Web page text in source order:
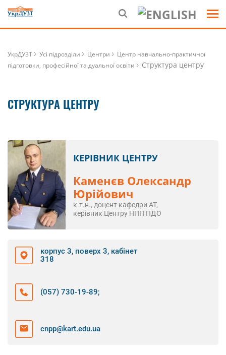
УкрДУЗТ Усі підрозділи Центри
Центр навчально-практичної
підготовки, професійної та дуальної освіти
Структура центру
СТРУКТУРА ЦЕНТРУ
КЕРІВНИК ЦЕНТРУ
Каменєв Олександр
Юрійович
к.т.н., доцент кафедри АТ,
керівник Центру НПП ПДО
корпус 3, поверх 3, кабінет
318
(057) 730-19-89;
cnpp@kart.edu.ua